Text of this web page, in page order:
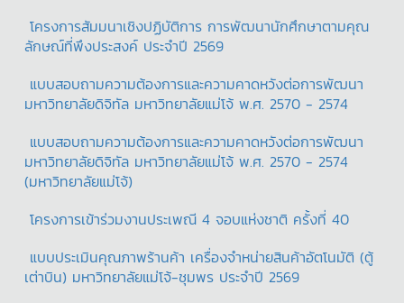
โครงการสัมมนาเชิงปฏิบัติการ การพัฒนานักศึกษาตามคุณ
ลักษณ์ที่พึงประสงค์ ประจำปี 2569
แบบสอบถามความต้องการและความคาดหวังต่อการพัฒนา
มหาวิทยาลัยดิจิทัล มหาวิทยาลัยแม่โจ้ พ.ศ. 2570 - 2574
แบบสอบถามความต้องการและความคาดหวังต่อการพัฒนา
มหาวิทยาลัยดิจิทัล มหาวิทยาลัยแม่โจ้ พ.ศ. 2570 - 2574
(มหาวิทยาลัยแม่โจ้)
โครงการเข้าร่วมงานประเพณี 4 จอบแห่งชาติ ครั้งที่ 40
แบบประเมินคุณภาพร้านค้า เครื่องจำหน่ายสินค้าอัตโนมัติ (ตู้
เต่าบิน) มหาวิทยาลัยแม่โจ้-ชุมพร ประจำปี 2569